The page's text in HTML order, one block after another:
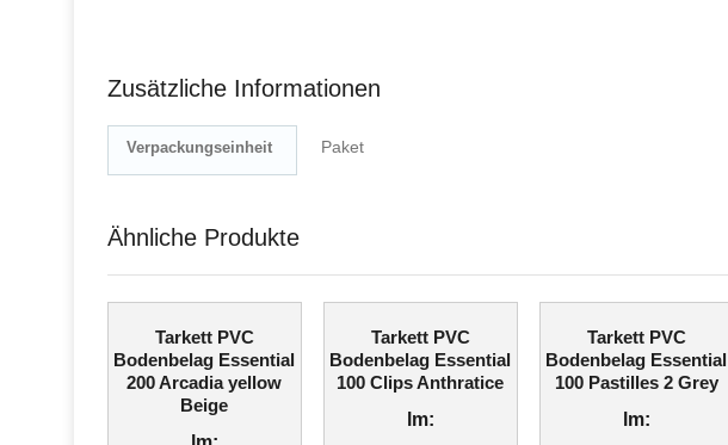
Zusätzliche Informationen
Verpackungseinheit Paket
Ähnliche Produkte
Tarkett PVC
Bodenbelag Essential
200 Arcadia yellow
Beige
Tarkett PVC
Bodenbelag Essential
100 Clips Anthratice
lm:
Tarkett PVC
Bodenbelag Essential
100 Pastilles 2 Grey
lm: